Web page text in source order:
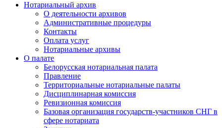
Нотариальный архив
О деятельности архивов
Административные процедуры
Контакты
Оплата услуг
Нотариальные архивы
О палате
Белорусская нотариальная палата
Правление
Территориальные нотариальные палаты
Дисциплинарная комиссия
Ревизионная комиссия
Базовая организация государств-участников СНГ в
сфере нотариата